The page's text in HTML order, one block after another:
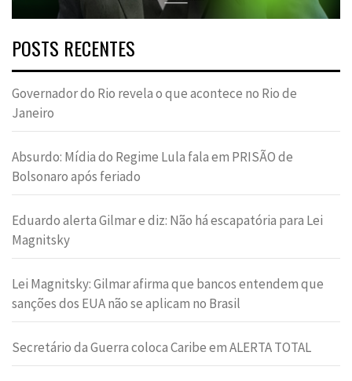
POSTS RECENTES
Governador do Rio revela o que acontece no Rio de
Janeiro
Absurdo: Mídia do Regime Lula fala em PRISÃO de
Bolsonaro após feriado
Eduardo alerta Gilmar e diz: Não há escapatória para Lei
Magnitsky
Lei Magnitsky: Gilmar afirma que bancos entendem que
sanções dos EUA não se aplicam no Brasil
Secretário da Guerra coloca Caribe em ALERTA TOTAL